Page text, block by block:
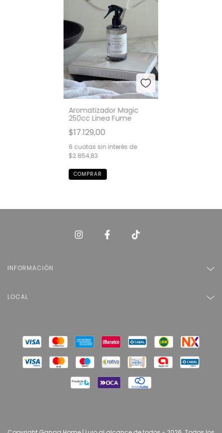
Aromatizador Magic
250cc Linea Fume
$17.129,00
6 cuotas sin interés de
$2.854,83
INFORMACIÓN
LOCAL